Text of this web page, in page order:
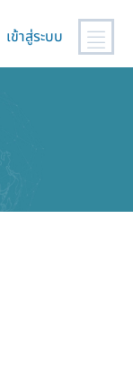
เข้าสู่ระบบ